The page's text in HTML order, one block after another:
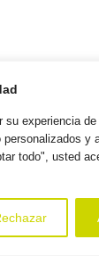
su experiencia
y
todo", usted